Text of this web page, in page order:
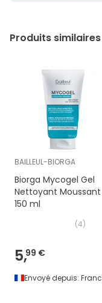
Produits similaires
BAILLEUL-BIORGA
Biorga Mycogel Gel
Nettoyant Moussant
150 ml
(4)
5,99 €
Envoyé depuis: